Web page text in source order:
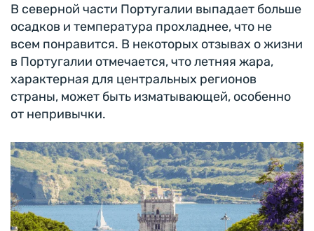
В северной части Португалии выпадает больше
осадков и температура прохладнее, что не
всем понравится. В некоторых отзывах о жизни
в Португалии отмечается, что летняя жара,
характерная для центральных регионов
страны, может быть изматывающей, особенно
от непривычки.